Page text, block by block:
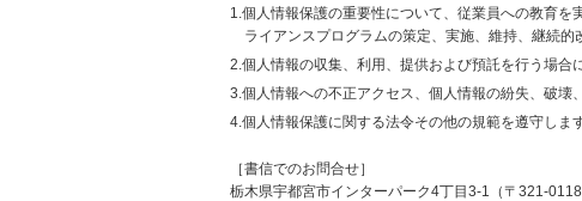
1.個人情報保護の重要性について、従業員への教育
ライアンスプログラムの策定、実施、維持、継続的
2.個人情報の収集、利用、提供および預託を行う場合
3.個人情報への不正アクセス、個人情報の紛失、破壊
4.個人情報保護に関する法令その他の規範を遵守します
［書信でのお問合せ］
栃木県宇都宮市インターパーク4丁目3-1（〒321-0118